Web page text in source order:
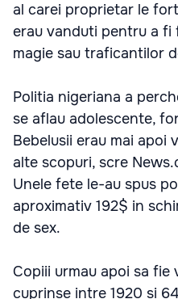
al carei proprietar le
erau vanduti pentru a
magie sau traficantilor
Politia nigeriana a
se aflau adolescente,
Bebelusii erau mai
alte scopuri, scre
Unele fete le-au spus
aproximativ 192$ in
de sex.
Copiii urmau apoi sa fie
cuprinse intre 1920 si